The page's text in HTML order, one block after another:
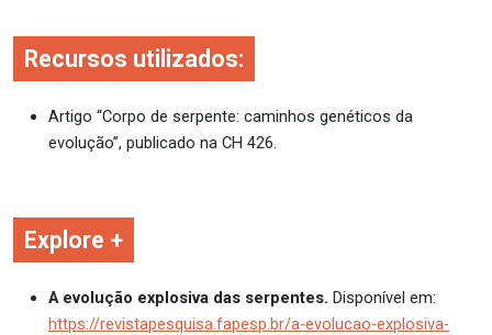
Recursos utilizados:
Artigo “Corpo de serpente: caminhos genéticos da
evolução”, publicado na CH 426.
Explore +
A evolução explosiva das serpentes. Disponível em:
https://revistapesquisa.fapesp.br/a-evolucao-explosiva-